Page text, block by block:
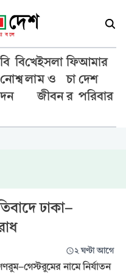
বি
নো
দন
বি
শ্ব
খে
লা
ইসলা
ম ও
জীবন
ফি
চা
র
আমার
দেশ
পরিবার
ঢাকা-
২ ঘণ্টা আগে
গেস্টরুমের নামে নির্যাতন